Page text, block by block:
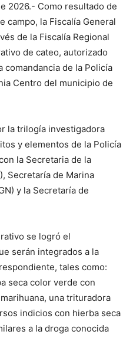
2026.- Como resultado de
campo, la Fiscalía General
de la Fiscalía Regional
de cateo, autorizado
comandancia de la Policía
Centro del municipio de
la trilogía investigadora
y elementos de la Policía
la Secretaria de la
Secretaría de Marina
y la Secretaría de
se logró el
serán integrados a la
tales como:
seca color verde con
una trituradora
indicios con hierba seca
a la droga conocida